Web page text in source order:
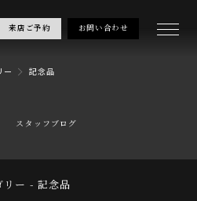
来店ご予約 お問い合わせ
ー 記念品
スタッフブログ
リー - 記念品